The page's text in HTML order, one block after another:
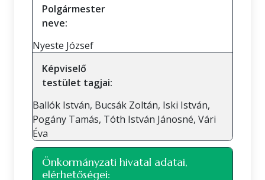
Polgármester
neve:
Nyeste József
Képviselő
testület tagjai:
Ballók István, Bucsák Zoltán, Iski István,
Pogány Tamás, Tóth István Jánosné, Vári
Éva
Önkormányzati hivatal adatai,
elérhetőségei: